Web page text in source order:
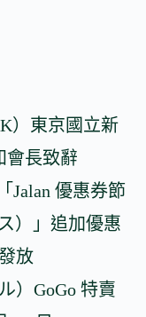
）東京國立新
會長致辭
Jalan 優惠券節
）」追加優惠
放
）GoGo 特賣